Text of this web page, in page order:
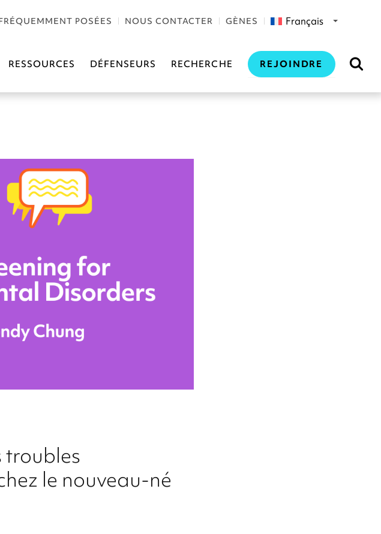
POSÉES NOUS CONTACTER GÈNES Français
RESSOURCES DÉFENSEURS RECHERCHE REJOINDRE
troubles
le nouveau-né